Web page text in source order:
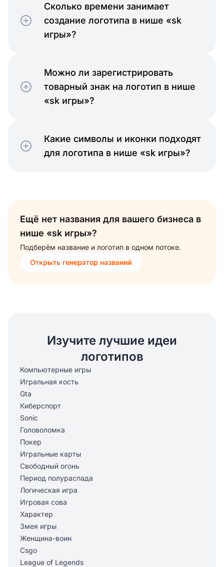
Сколько времени занимает
создание логотипа в нише «sk
игры»?
Можно ли зарегистрировать
товарный знак на логотип в нише
«sk игры»?
Какие символы и иконки подходят
для логотипа в нише «sk игры»?
Ещё нет названия для вашего бизнеса в
нише «sk игры»?
Подберём название и логотип в одном потоке.
Открыть генератор названий
Изучите лучшие идеи
логотипов
Компьютерные игры
Игральная кость
Gta
Киберспорт
Sonic
Головоломка
Покер
Игральные карты
Свободный огонь
Период полураспада
Логическая игра
Игровая сова
Характер
Змея игры
Женщина-воин
Csgo
League of Legends